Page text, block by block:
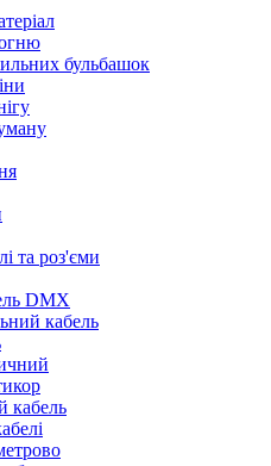
бульбашок
та роз'єми
DMX
кабель
кабель